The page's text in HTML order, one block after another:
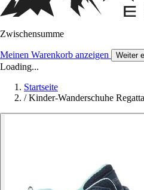
Zwischensumme
Meinen Warenkorb anzeigen Weiter
Loading...
Startseite
/ Kinder-Wanderschuhe